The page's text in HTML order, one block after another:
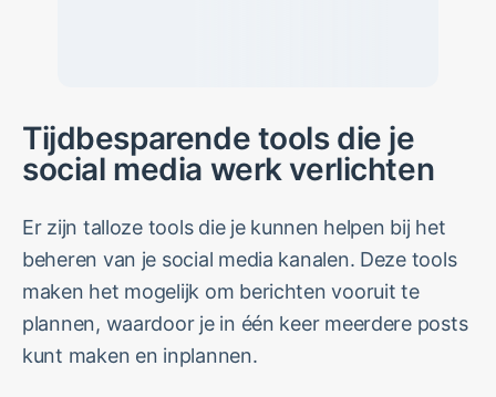
Tijdbesparende tools die je
social media werk verlichten
Er zijn talloze tools die je kunnen helpen bij het
beheren van je social media kanalen. Deze tools
maken het mogelijk om berichten vooruit te
plannen, waardoor je in één keer meerdere posts
kunt maken en inplannen.